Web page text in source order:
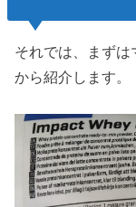
それでは、まず
から紹介します。